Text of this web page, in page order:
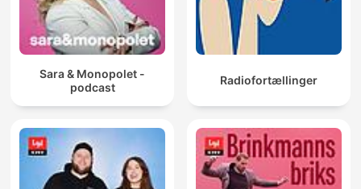
Sara & Monopolet -
podcast
Radiofortællinger